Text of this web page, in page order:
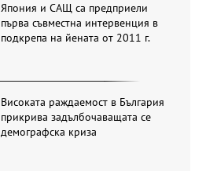
Япония и САЩ са предприели
първа съвместна интервенция в
подкрепа на йената от 2011 г.
Високата раждаемост в България
прикрива задълбочаващата се
демографска криза